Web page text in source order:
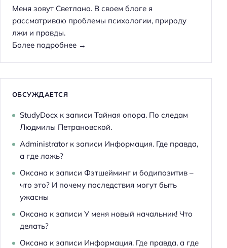
Меня зовут Светлана. В своем блоге я
рассматриваю проблемы психологии, природу
лжи и правды.
Более подробнее →
ОБСУЖДАЕТСЯ
StudyDocxк записи Тайная опора. По следам
Людмилы Петрановской.
Administratorк записи Информация. Где правда,
а где ложь?
Оксана к записи Фэтшейминг и бодипозитив –
что это? И почему последствия могут быть
ужасны
Оксана к записи У меня новый начальник! Что
делать?
Оксана к записи Информация. Где правда, а где